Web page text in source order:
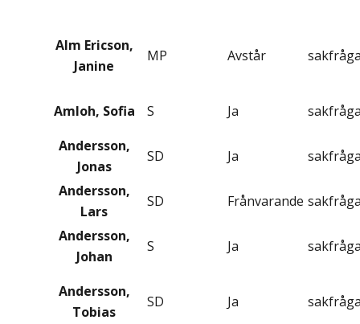
Alm Ericson,
Janine
MP Avstår
Amloh, Sofia S Ja
Andersson,
Jonas
SD Ja
Andersson,
Lars
SD Frånvarande
Andersson,
Johan
S Ja
Andersson,
Tobias
SD Ja